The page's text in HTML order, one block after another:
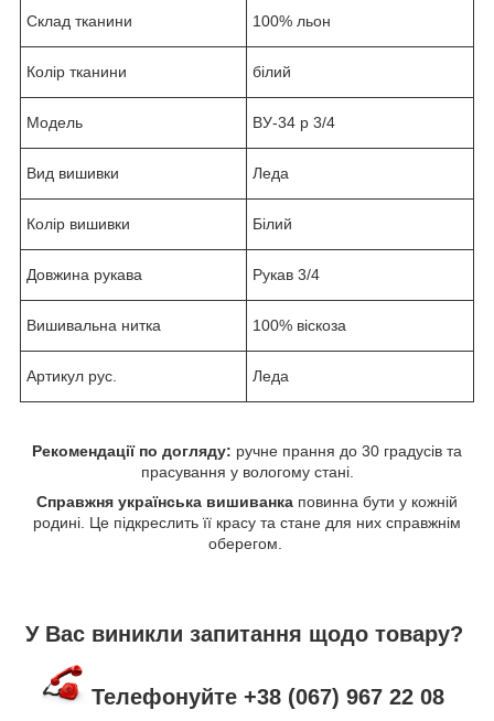
Склад тканини 100% льон
Колір тканини білий
Модель ВУ-34 р 3/4
Вид вишивки Леда
Колір вишивки Білий
Довжина рукава Рукав 3/4
Вишивальна нитка 100% віскоза
Артикул рус. Леда
Рекомендації по догляду: ручне прання до 30 градусів та
прасування у вологому стані.
Справжня українська вишиванка повинна бути у кожній
родині. Це підкреслить її красу та стане для них справжнім
оберегом.
У Вас виникли запитання щодо товару?
Телефонуйте +38 (067) 967 22 08